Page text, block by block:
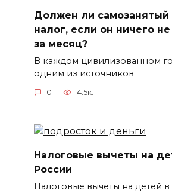
Должен ли самозанятый
налог, если он ничего
за месяц?
В каждом цивилизованном
одним из источников
0 4.5к.
Налоговые вычеты на
России
Налоговые вычеты на детей в